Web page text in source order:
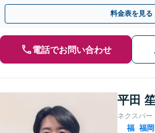
談可能】【藤崎駅徒歩5分】【弁護士歴7年
料金表を見る
電話でお問い合わせ
平田
ネクスパー
福 福岡